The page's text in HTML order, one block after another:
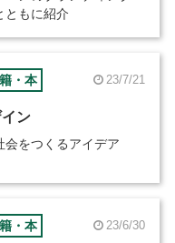
ともに紹介
・本 23/7/21
ン
会をつくるアイデア
・本 23/6/30